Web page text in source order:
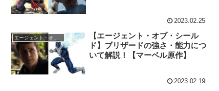
2023.02.25
【エージェント・オブ・シール
ド】ブリザードの強さ・能力につ
いて解説！【マーベル原作】
2023.02.19